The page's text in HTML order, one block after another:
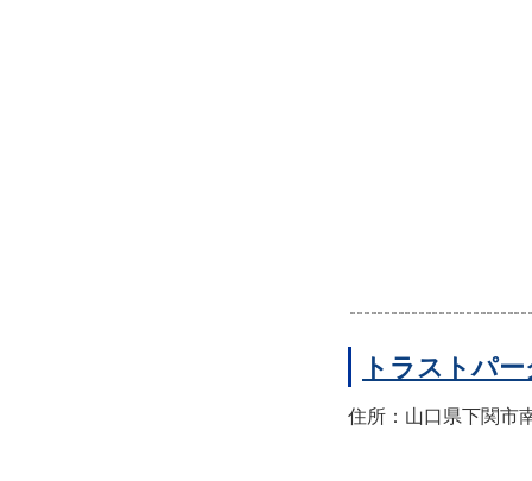
トラストパ
住所：山口県下関市